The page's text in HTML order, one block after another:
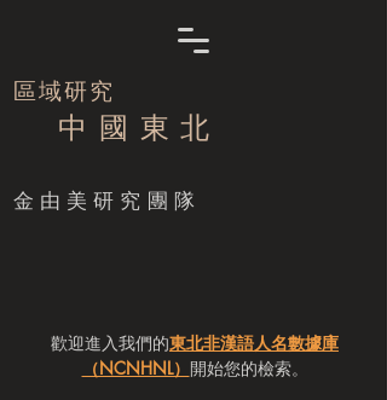
區域研究
中 國 東 北
​金由美研究團隊
歡迎進入我們的東北非漢語人名數據庫
（NCNHNL） 開始您的檢索。